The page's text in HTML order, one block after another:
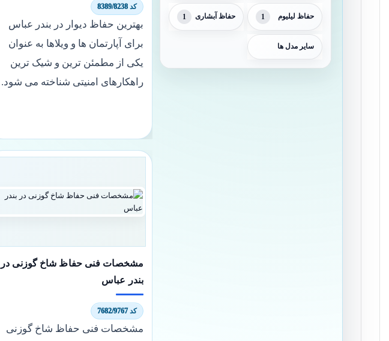
حفاظ لیلیوم 1 حفاظ آبشاری 1
سایر مدل ها
کد 8389/8238
بهترین حفاظ دیوار در بندر عباس
برای آپارتمان ها و ویلاها به عنوان
یکی از مطمئن ترین و شیک ترین
راهکارهای امنیتی شناخته می شود.
مشخصات فنی حفاظ شاخ گوزنی در
بندر عباس
کد 7682/9767
مشخصات فنی حفاظ شاخ گوزنی